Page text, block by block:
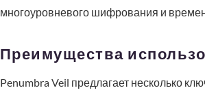
многоуровневого шифрования и
Преимущества
Penumbra Veil предлагает несколько